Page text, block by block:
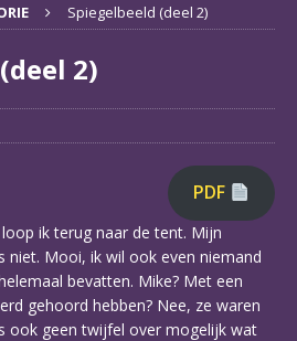
Spiegelbeeld (deel 2)
2)
PDF
ik terug naar de tent. Mijn
niet. Mooi, ik wil ook even niemand
bevatten. Mike? Met een
gehoord hebben? Nee, ze waren
ook geen twijfel over mogelijk wat